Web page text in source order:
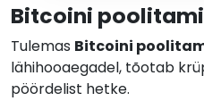
Bitcoini
Tulemas Bitcoini
lähihooaegadel, tõotab
pöördelist hetke.